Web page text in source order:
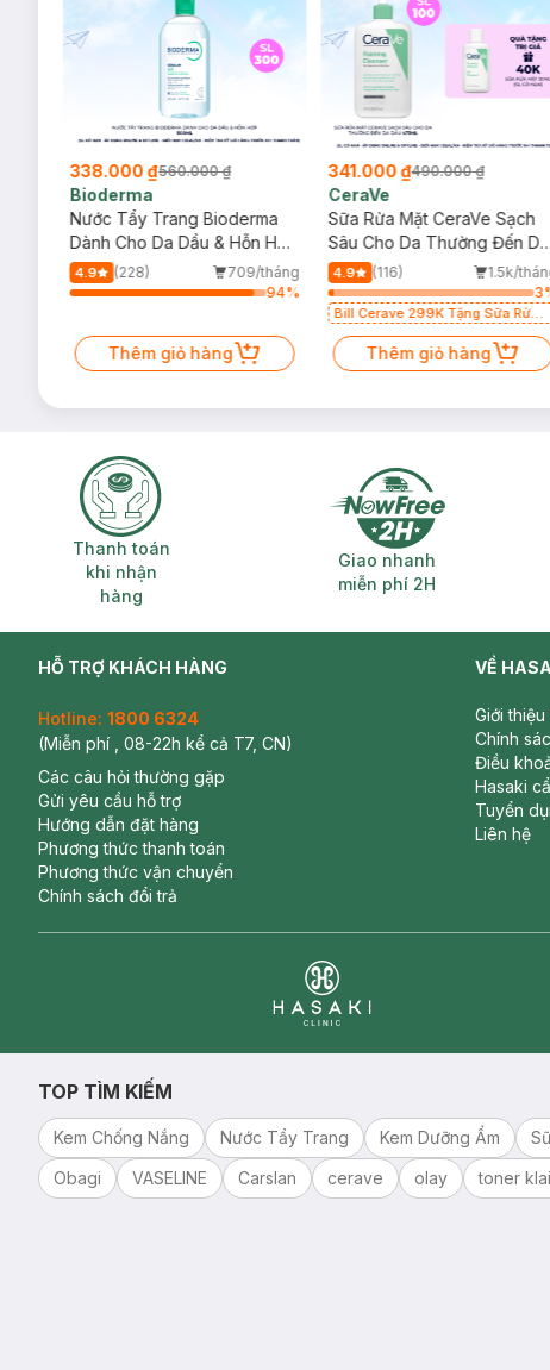
338.000 ₫560.000 ₫
Bioderma
Nước Tẩy Trang Bioderma
Dành Cho Da Dầu & Hỗn Hợp
500ml
4.9 (228)
709/tháng
94%
Thêm giỏ hàng
341.000 ₫490.000 ₫
CeraVe
Sữa Rửa Mặt CeraVe Sạch
Sâu Cho Da Thường Đến Da
Dầu 473ml
4.9 (116)
1.5k/
3
Bill Cerave 299K Tặng Sữa Rửa
Mặt Cerave 30ml (SL có hạn)
Thêm giỏ hàng
Thanh toán khi nhận hàng
Thanh toán
khi nhận
hàng
Giao nhanh miễn
Giao nhanh
miễn phí 2H
HỖ TRỢ KHÁCH HÀNG
Hotline: 1800 6324
(Miễn phí , 08-22h kể cả T7, CN)
Các câu hỏi thường gặp
Gửi yêu cầu hỗ trợ
Hướng dẫn đặt hàng
Phương thức thanh toán
Phương thức vận chuyển
Chính sách đổi trả
VỀ
Giới
Chính
Điều
Hasaki
Tuyển
Liên hệ
TOP TÌM KIẾM
Kem Chống Nắng Nước Tẩy Trang Kem Dưỡng Ẩm
Obagi
VASELINE Carslan cerave olay toner